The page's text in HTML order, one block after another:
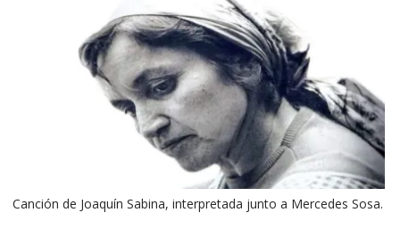
Canción de Joaquín Sabina, interpretada junto a Mercedes Sosa.